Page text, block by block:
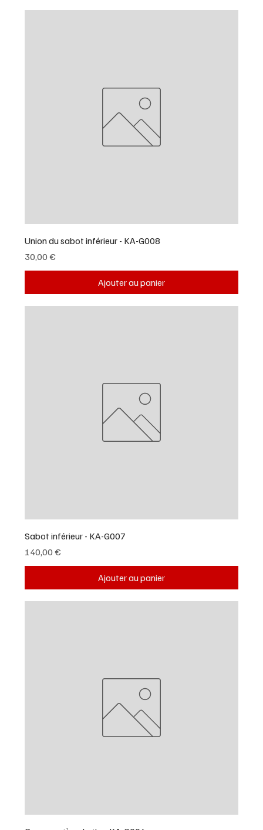
Union du sabot inférieur - KA-G008
Prix
30,00 €
Ajouter au panier
Sabot inférieur - KA-G007
Prix
140,00 €
Ajouter au panier